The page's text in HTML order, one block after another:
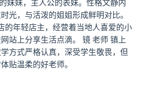
妹妹，主人公的表妹。性格文静内
光，与活泼的姐姐形成鲜明对比。
的年轻店主，经营着当地人喜爱的小
站上分享生活点滴。 镜 老师 镇上
方式严格认真，深受学生敬畏，但
贴温柔的好老师。